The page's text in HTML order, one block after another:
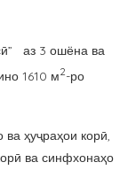
аз 3 ошёна ва
1610 м2-ро
ҳуҷраҳои корӣ,
ва синфхонаҳо